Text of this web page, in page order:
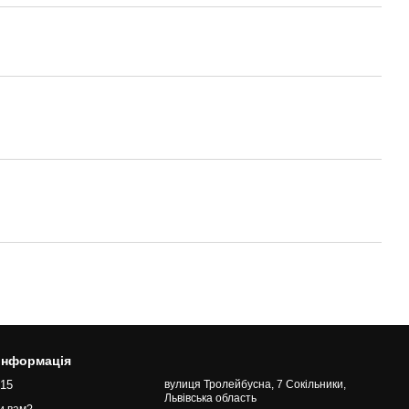
вулиця Тролейбусна, 7 Сокільники,
Львівська область